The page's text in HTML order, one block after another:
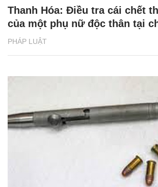
PHÁP LUẬT
Thanh Hóa: Điều tra cái chết
của một phụ nữ độc thân tại